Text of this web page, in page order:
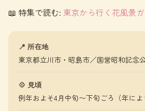
📖 特集で読む: 東京から行く花風景
📍 所在地
東京都立川市・昭島市／国営昭和記念
💠 見頃
例年およそ4月中旬〜下旬ごろ（年によ